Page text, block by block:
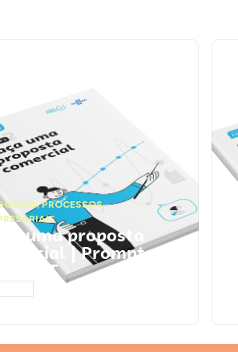
,PROCESSOS
uma proposta
| Prompts